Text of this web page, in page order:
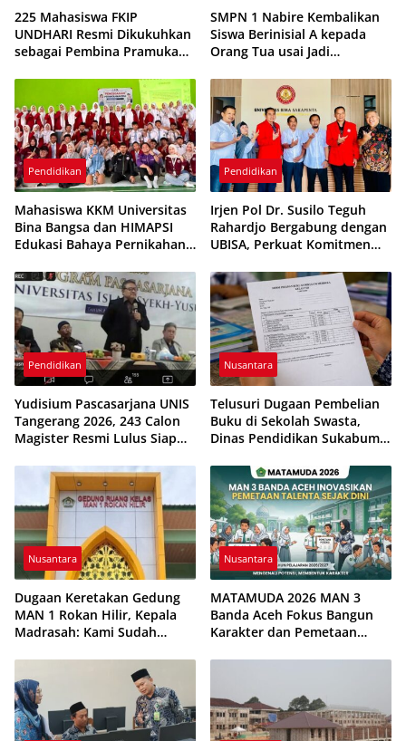
225 Mahasiswa FKIP
UNDHARI Resmi Dikukuhkan
sebagai Pembina Pramuka
Berkarakter di Era Society
5.0
SMPN 1 Nabire Kembalikan
Siswa Berinisial A kepada
Orang Tua usai Jadi
Pembunuhan Pelajar
Pendidikan
Mahasiswa KKM Universitas
Bina Bangsa dan HIMAPSI
Edukasi Bahaya Pernikahan
Serang
Pendidikan
Irjen Pol Dr. Susilo Teguh
Rahardjo Bergabung dengan
UBISA, Perkuat Komitmen
Tinggi
Pendidikan
Yudisium Pascasarjana UNIS
Tangerang 2026, 243 Calon
Magister Resmi Lulus Siap
Nusantara
Telusuri Dugaan Pembelian
Buku di Sekolah Swasta,
Dinas Pendidikan Sukabumi
Nusantara
Dugaan Keretakan Gedung
MAN 1 Rokan Hilir, Kepala
Madrasah: Kami Sudah
Nusantara
MATAMUDA 2026 MAN 3
Banda Aceh Fokus Bangun
Karakter dan Pemetaan